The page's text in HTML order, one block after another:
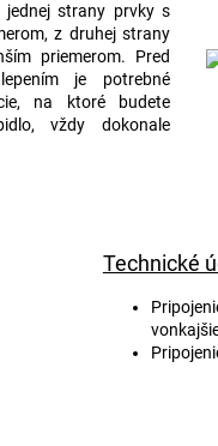
strany prvky s
z druhej strany
priemerom. Pred
je potrebné
na ktoré budete
vždy dokonale
Technické